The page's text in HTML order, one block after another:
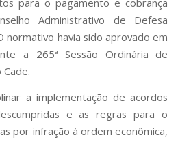
Administrativo de Defesa
normativo havia sido aprovado em
a 265ª Sessão Ordinária de
Cade.
a implementação de acordos
e as regras para o
por infração à ordem econômica,